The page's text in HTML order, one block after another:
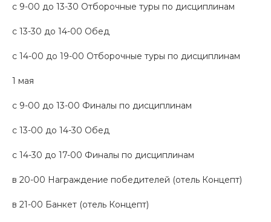
с 9-00 до 13-30 Отборочные туры по дисциплинам
с 13-30 до 14-00 Обед
с 14-00 до 19-00 Отборочные туры по дисциплинам
1 мая
с 9-00 до 13-00 Финалы по дисциплинам
с 13-00 до 14-30 Обед
с 14-30 до 17-00 Финалы по дисциплинам
в 20-00 Награждение победителей (отель Концепт)
в 21-00 Банкет (отель Концепт)